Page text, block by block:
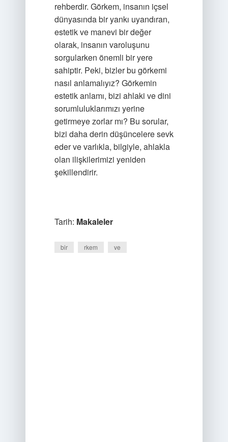
rehberdir. Görkem, insanın içsel
dünyasında bir yankı uyandıran,
estetik ve manevi bir değer
olarak, insanın varoluşunu
sorgularken önemli bir yere
sahiptir. Peki, bizler bu görkemi
nasıl anlamalıyız? Görkemin
estetik anlamı, bizi ahlaki ve dini
sorumluluklarımızı yerine
getirmeye zorlar mı? Bu sorular,
bizi daha derin düşüncelere sevk
eder ve varlıkla, bilgiyle, ahlakla
olan ilişkilerimizi yeniden
şekillendirir.
Tarih: Makaleler
bir rkem ve